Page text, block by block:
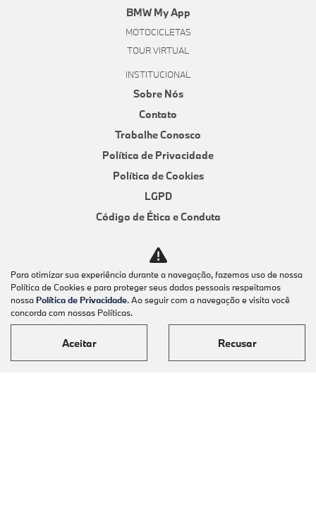
BMW My App
MOTOCICLETAS
TOUR VIRTUAL
INSTITUCIONAL
Sobre Nós
Contato
Trabalhe Conosco
Política de Privacidade
Política de Cookies
LGPD
Código de Ética e Conduta
Canal de Ouvidoria
AVALIAÇÃO ONLINE
Sorocaba
Piracicaba
COMPARATIVO
Para otimizar sua experiência durante a navegação, fazemos uso de nossa
Política de Cookies e para proteger seus dados pessoais respeitamos
nossaPolítica de Privacidade. Ao seguir com a navegação e visita você
concorda com nossas Políticas.
Aceitar Recusar